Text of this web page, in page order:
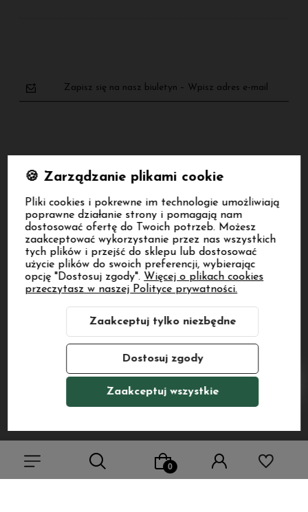
Zapisz się na nasz biuletyn – Wpisz adres e-mail
prywatności
O NAS
MOJE KONTO
PŁATNOŚCI I DOSTAWA
🍪 Zarządzanie plikami cookie
Pliki cookies i pokrewne im technologie umożliwiają
poprawne działanie strony i pomagają nam
dostosować ofertę do Twoich potrzeb. Możesz
zaakceptować wykorzystanie przez nas wszystkich
tych plików i przejść do sklepu lub dostosować
użycie plików do swoich preferencji, wybierając
opcję "Dostosuj zgody". Więcej o plikach cookies
przeczytasz w naszej Polityce prywatności.
Zaakceptuj tylko niezbędne
Dostosuj zgody
Zaakceptuj wszystkie